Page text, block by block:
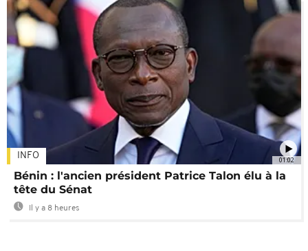
01:02
INFO
Bénin : l'ancien président Patrice Talon élu à la
tête du Sénat
Il y a 8 heures